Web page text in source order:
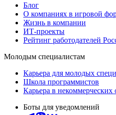
Блог
О компаниях в игровой
Жизнь в компании
ИТ-проекты
Рейтинг работодателей
Молодым специалистам
Карьера для молодых
Школа программистов
Карьера в некоммерческих
Боты для уведомлений